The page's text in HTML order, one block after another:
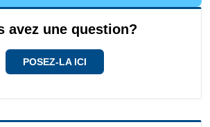
avez une question?
POSEZ-LA ICI